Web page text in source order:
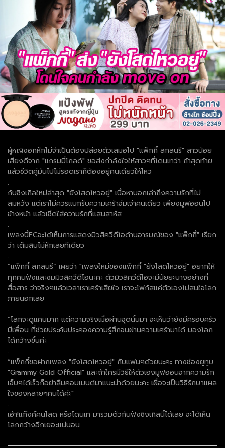
ผู้หญิงอกหักไม่จำเป็นต้องปล่อยตัวเสมอไป "แพ็กกี้ สกลนรี" สาวน้อย
เสียงดีจาก "แกรมมี่โกลด์" ขอส่งกำลังใจให้สาวๆที่โดนเทว่า ถ้าสุดท้าย
แล้วชีวิตคู่มันไปไม่รอดเราก็ต้องอยู่คนเดียวให้ไหว
.
กับซิงเกิลใหม่ล่าสุด "ยังโสดไหวอยู่" เนื้อหาบอกเล่าถึงความรักที่ไม่
สมหวัง แต่เราไม่ควรแบกรับความเศร้าจ่มเจ่าคนเดียว เพียงมูฟออนไป
ข้างหน้า แล้วเชิ่ดใส่ความรักที่แสนสาหัส
.
เพลงนี้FCจะได้เห็นการแสดงมิวสิควีดีโอด้านอารมณ์ของ "แพ็กกี้" เรียก
ว่า เต็มสิบไม่หักเลยทีเดียว
.
“แพ็กกี้ สกลนรี” เผยว่า "เพลงใหม่ของแพ็กกี้ "ยังโสดไหวอยู่" อยากให้
ทุกคนฟังและชมมิวสิควีดีโอนะคะ ตัวมิวสิควีดีโอจะมีนัยยะบางอย่างที่
สื่อสาร ว่าจริงๆแล้วเวลาเราเศร้าเสียใจ เราจะโฟกัสแค่ตัวเองไม่สนใจโลก
ภายนอกเลย
.
“โลกจะดูแคบมาก แต่ความจริงเมื่อผ่านจุดนั้นมา จะเห็นว่ายังมีครอบครัว
มีเพื่อน ที่ช่วยประคับประคองความรู้สึกจนผ่านความเศร้ามาได้ มองโลก
ได้กว้างขึ้นค่ะ
.
“แพ็กกี้ขอฝากเพลง "ยังโสดไหวอยู่" กับแฟนๆด้วยนะคะ ทางช่องยูทูบ
"Grammy Gold Official" และถ้าใครมีวิธีให้ตัวเองมูฟออนจากความรัก
เจ็บๆได้เร็วก็อย่าลืมคอมเมนต์มาแนะนำด้วยนะคะ เผื่อจะเป็นวิธีรักษาแผล
ใจของหลายๆคนได้ค่ะ"
.
เอ้า!แก๊งค์คนโสด หรือโดนเท มารวมตัวกันฟังซิงเกิลนี้ได้เลย จะได้เห็น
โลกกว้างอีกเยอะแน่นอน